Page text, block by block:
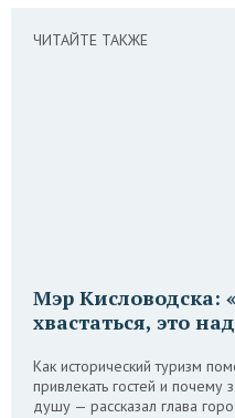
ЧИТАЙТЕ ТАКЖЕ
Мэр Кисловодска:
хвастаться, это
Как исторический туризм
привлекать гостей и почему
душу — рассказал глава